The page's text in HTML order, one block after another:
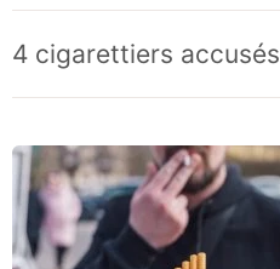
4 cigarettiers accusés